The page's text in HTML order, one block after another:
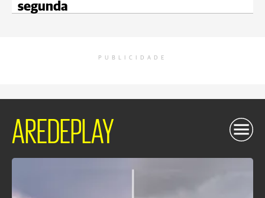
segunda
PUBLICIDADE
AREDEPLAY